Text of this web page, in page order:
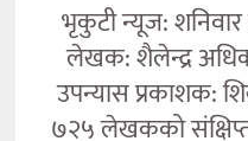
भृकुटी न्यूज:
लेखक: शैलेन्द्र
उपन्यास प्रकाशक:
७२५ लेखकको